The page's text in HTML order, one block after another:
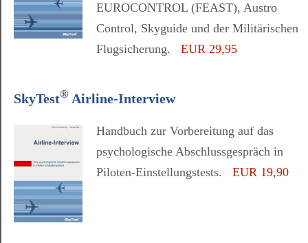
EUROCONTROL (FEAST), Austro
Control, Skyguide und der Militärischen
Flugsicherung. EUR 29,95
SkyTest® Airline-Interview
Handbuch zur Vorbereitung auf das
psychologische Abschlussgespräch in
Piloten-Einstellungstests. EUR 19,90